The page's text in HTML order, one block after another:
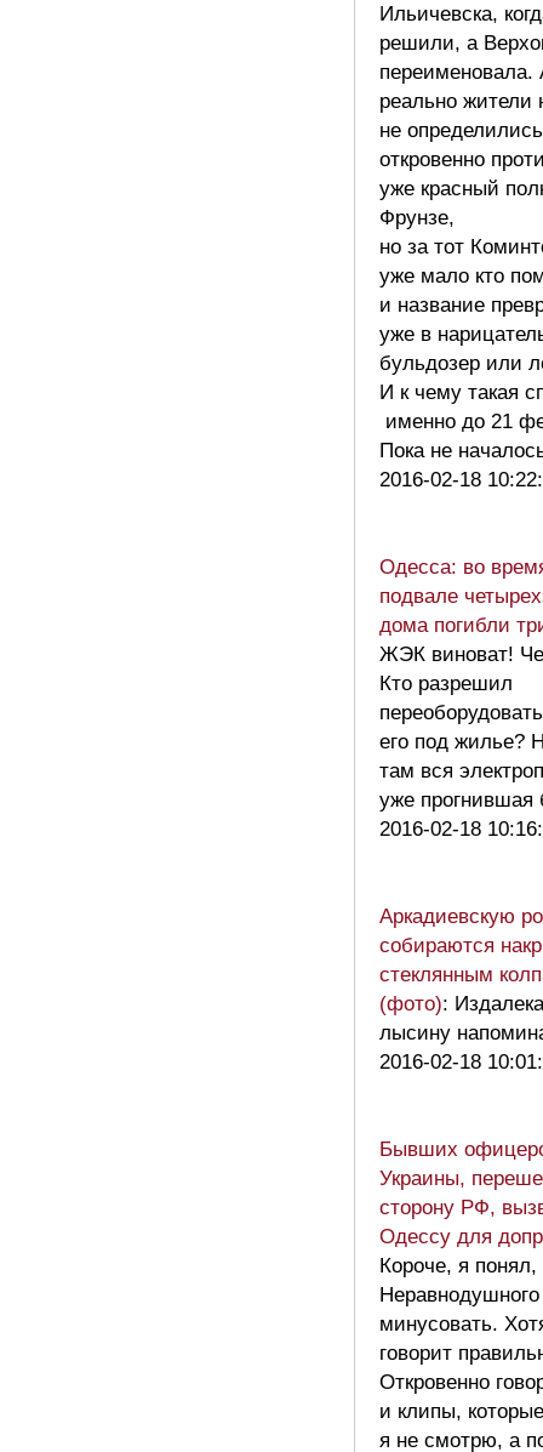
Ильичевска,
решили, а
переименовала.
реально жители
не
откровенно
уже красный
Фрунзе,
но за тот
уже мало кто
и название
уже в
бульдозер или
И к чему такая
именно до 21
Пока не
2016-02-18
Одесса: во
подвале
дома погибли
ЖЭК виноват!
Кто разрешил
переоборудовать
его под жилье?
там вся
уже
2016-02-18
Аркадиевскую
собираются
стеклянным
(фото):
лысину
2016-02-18
Бывших
Украины,
сторону РФ,
Одессу для
Короче, я
Неравнодушного
минусовать.
говорит
Откровенно
и клипы,
я не смотрю, а